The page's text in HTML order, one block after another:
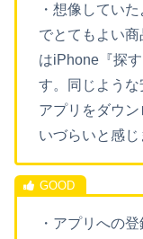
・想像してい
でとてもよい
はiPhone『探
す。同じよう
アプリをダウ
いづらいと感じ
・アプリへの